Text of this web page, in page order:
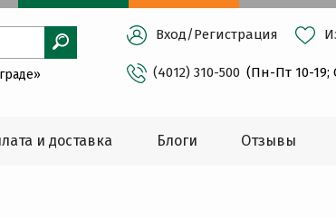
Вход/Регистрация
(4012) 310-500 (Пн-Пт 10-19;
и доставка Блоги Oтзывы